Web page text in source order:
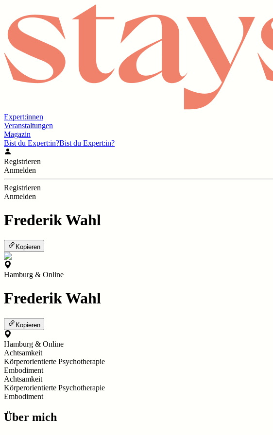
Expert:innen
Veranstaltungen
Magazin
Bist du Expert:in?Bist du Expert:in?
Registrieren
Anmelden
Registrieren
Anmelden
Frederik Wahl
Kopieren
Hamburg & Online
Frederik Wahl
Kopieren
Hamburg & Online
Achtsamkeit
Körperorientierte Psychotherapie
Embodiment
Achtsamkeit
Körperorientierte Psychotherapie
Embodiment
Über mich